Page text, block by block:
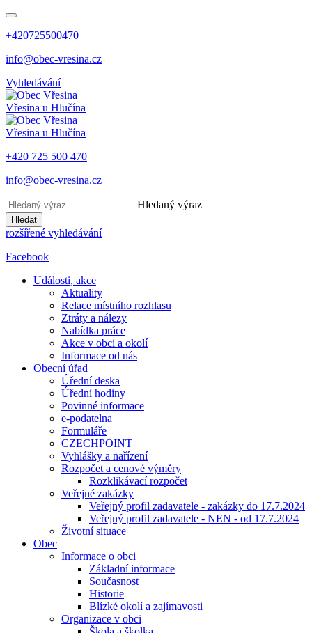
+420725500470
info@obec-vresina.cz
Vyhledávání
Vřesina u Hlučína
Vřesina u Hlučína
+420 725 500 470
info@obec-vresina.cz
Hledaný výraz
Hledat
rozšířené vyhledávání
Facebook
Události, akce
Aktuality
Relace místního rozhlasu
Ztráty a nálezy
Nabídka práce
Akce v obci a okolí
Informace od nás
Obecní úřad
Úřední deska
Úřední hodiny
Povinné informace
e-podatelna
Formuláře
CZECHPOINT
Vyhlášky a nařízení
Rozpočet a cenové výměry
Rozklikávací rozpočet
Veřejné zakázky
Veřejný profil zadavatele - zakázky do 17.7.2024
Veřejný profil zadavatele - NEN - od 17.7.2024
Životní situace
Obec
Informace o obci
Základní informace
Současnost
Historie
Blízké okolí a zajímavosti
Organizace v obci